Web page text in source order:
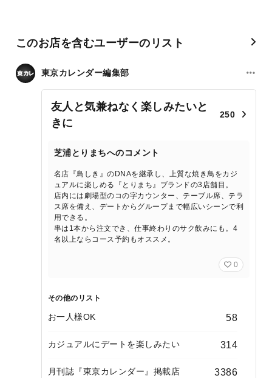
このお店を含むユーザーのリスト
東京カレンダー編集部
友人と気兼ねなく楽しみたいと
きに
250
芝浦とりまちへのコメント
名店『鳥しき』のDNAを継承し、上質な焼き鳥をカジ
ュアルに楽しめる『とりまち』ブランドの3店舗目。
店内には劇場型のコの字カウンター、テーブル席、テラ
ス席を備え、デートからグループまで幅広いシーンで利
用できる。
串は1本から注文でき、仕事終わりのサク飲みにも。4
名以上ならコース予約もオススメ。
0
その他のリスト
お一人様OK 58
カジュアルにデートを楽しみたい 314
月刊誌『東京カレンダー』掲載店 3386